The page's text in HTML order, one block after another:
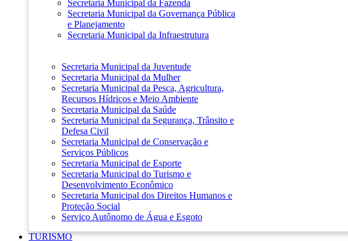
Secretaria Municipal da Fazenda
Secretaria Municipal da Governança Pública
e Planejamento
Secretaria Municipal da Infraestrutura
Secretaria Municipal da Juventude
Secretaria Municipal da Mulher
Secretaria Municipal da Pesca, Agricultura,
Recursos Hídricos e Meio Ambiente
Secretaria Municipal da Saúde
Secretaria Municipal da Segurança, Trânsito e
Defesa Civil
Secretaria Municipal de Conservação e
Serviços Públicos
Secretaria Municipal de Esporte
Secretaria Municipal do Turismo e
Desenvolvimento Econômico
Secretaria Municipal dos Direitos Humanos e
Proteção Social
Serviço Autônomo de Água e Esgoto
TURISMO